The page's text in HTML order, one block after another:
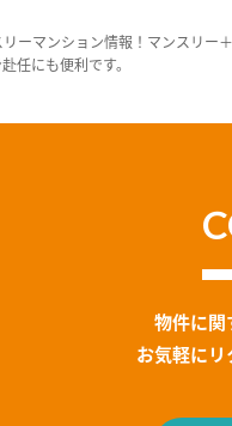
ーマンション情報！マンスリ
任にも便利です。
物件に関
お気軽にリ